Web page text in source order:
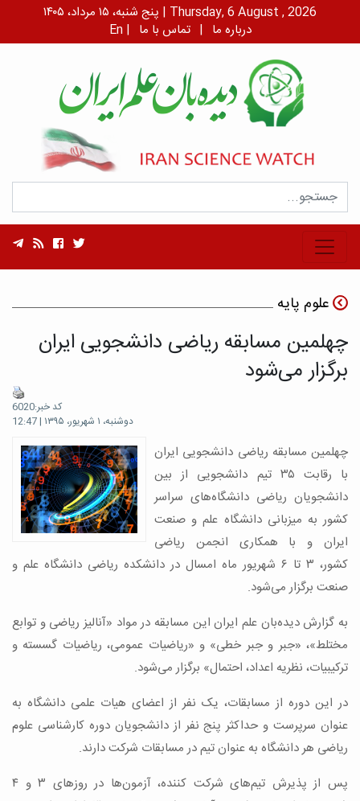
پنج شنبه، ۱۵ مرداد، ۱۴۰۵ | Thursday, 6 August , 2026
En | درباره ما | تماس با ما
علوم پایه
چهلمین مسابقه ریاضی دانشجویی ایران
برگزار می‌شود
کد خبر:6020
دوشنبه، ۱ شهریور، ۱۳۹۵ | 12:47
چهلمین مسابقه ریاضی دانشجویی ایران
با رقابت ۳۵ تیم دانشجویی از بین
دانشجویان ریاضی دانشگاه‌های سراسر
کشور به میزبانی دانشگاه علم و صنعت
ایران و با همکاری انجمن ریاضی
کشور، ۳ تا ۶ شهریور ماه امسال در دانشکده ریاضی دانشگاه علم و
صنعت برگزار می‌شود.
به گزارش دیده‌بان علم ایران این مسابقه در مواد «آنالیز ریاضی و توابع
مختلط»، «جبر و جبر خطی» و «ریاضیات عمومی، ریاضیات گسسته و
ترکیبیات، نظریه اعداد، احتمال» برگزار می‌شود.
در این دوره از مسابقات، یک نفر از اعضای هیات علمی دانشگاه به
عنوان سرپرست و حداکثر پنج نفر از دانشجویان دوره کارشناسی علوم
ریاضی هر دانشگاه به عنوان تیم در مسابقات شرکت دارند.
پس از پذیرش تیم‌های شرکت کننده، آزمون‌ها در روزهای ۳ و ۴